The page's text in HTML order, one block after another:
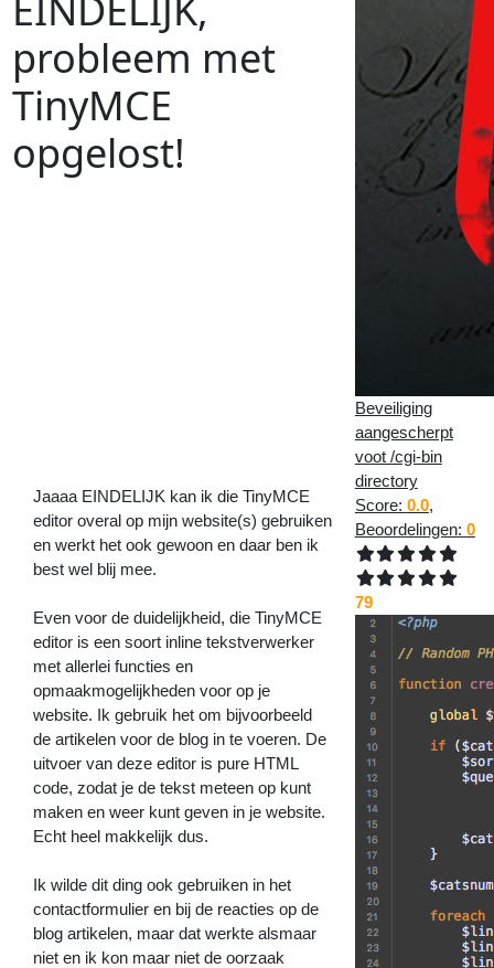
probleem met
TinyMCE
opgelost!
plastabletten
dan
maar!>>
Jaaaa EINDELIJK kan ik die TinyMCE
editor overal op mijn website(s) gebruiken
en werkt het ook gewoon en daar ben ik
best wel blij mee.
Even voor de duidelijkheid, die TinyMCE
editor is een soort inline tekstverwerker
met allerlei functies en
opmaakmogelijkheden voor op je
website. Ik gebruik het om bijvoorbeeld
de artikelen voor de blog in te voeren. De
uitvoer van deze editor is pure HTML
code, zodat je de tekst meteen op kunt
maken en weer kunt geven in je website.
Echt heel makkelijk dus.
Ik wilde dit ding ook gebruiken in het
contactformulier en bij de reacties op de
blog artikelen, maar dat werkte alsmaar
niet en ik kon maar niet de oorzaak
Beveiliging
aangescherpt
voot /cgi-bin
directory
Score: 0.0,
Beoordelingen: 0
79